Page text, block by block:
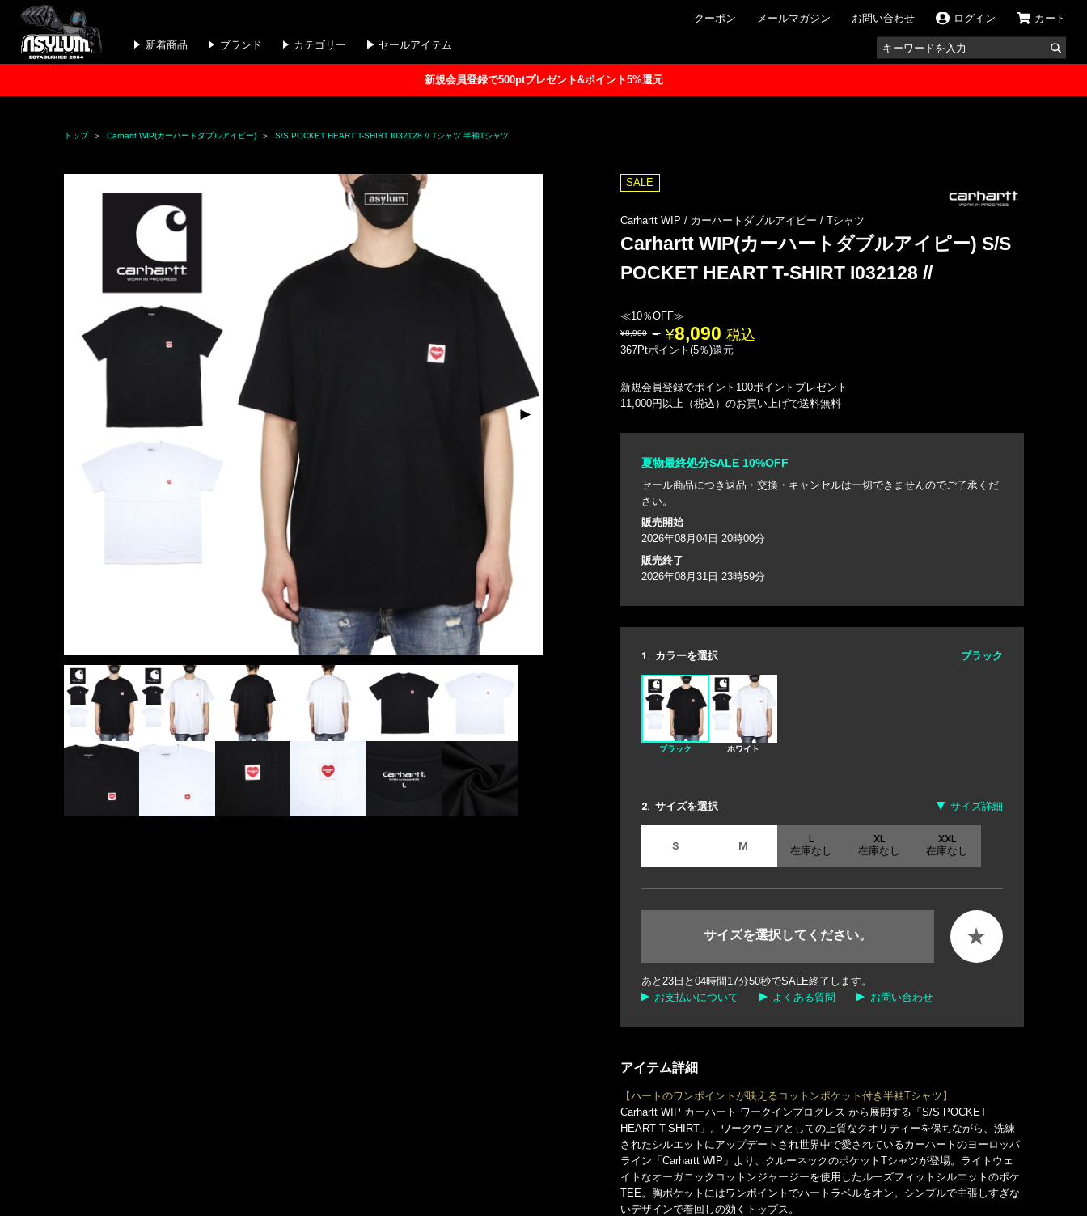
クーポン メールマガジン お問い合わせ ログイン カート
新着商品 ブランド カテゴリー セールアイテム
新規会員登録で500ptプレゼント&ポイント5%還元
トップ Carhartt WIP(カーハートダブルアイピー) S/S POCKET HEART T-SHIRT I032128 // Tシャツ 半袖Tシャツ
SALE
Carhartt WIP / カーハートダブルアイピー / Tシャツ
Carhartt WIP(カーハートダブルアイピー) S/S
POCKET HEART T-SHIRT I032128 //
≪10％OFF≫
8,990 8,090 税込
367Ptポイント(5％)還元
新規会員登録でポイント100ポイントプレゼント
11,000円以上（税込）のお買い上げで送料無料
夏物最終処分SALE 10%OFF
セール商品につき返品・交換・キャンセルは一切できませんのでご了承くだ
さい。
販売開始
2026年08月04日 20時00分
販売終了
2026年08月31日 23時59分
1. カラーを選択 ブラック
ブラック ホワイト
2. サイズを選択 サイズ詳細
S M L
在庫なし
XL
在庫なし
XXL
在庫なし
サイズを選択してください。 ★
あと 23日と 04時間17分49秒でSALE終了します。
お支払いについて
よくある質問 お問い合わせ
アイテム詳細
【ハートのワンポイントが映えるコットンポケット付き半袖Tシャツ】
Carhartt WIP カーハート ワークインプログレス から展開する「S/S POCKET
HEART T-SHIRT」。ワークウェアとしての上質なクオリティーを保ちながら、洗練
されたシルエットにアップデートされ世界中で愛されているカーハートのヨーロッパ
ライン「Carhartt WIP」より、クルーネックのポケットTシャツが登場。ライトウェ
イトなオーガニックコットンジャージーを使用したルーズフィットシルエットのポケ
TEE。胸ポケットにはワンポイントでハートラベルをオン。シンプルで主張しすぎな
いデザインで着回しの効くトップス。